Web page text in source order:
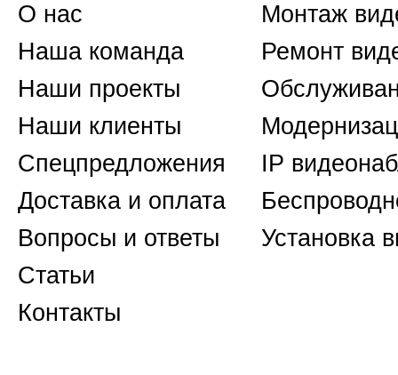
О нас
Наша команда
Наши проекты
Наши клиенты
Спецпредложения
Доставка и оплата
Вопросы и ответы
Статьи
Контакты
Монтаж
Ремонт
IP
Установка